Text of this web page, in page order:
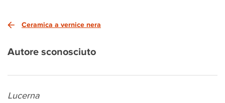
Ceramica a vernice nera
Autore sconosciuto
Lucerna